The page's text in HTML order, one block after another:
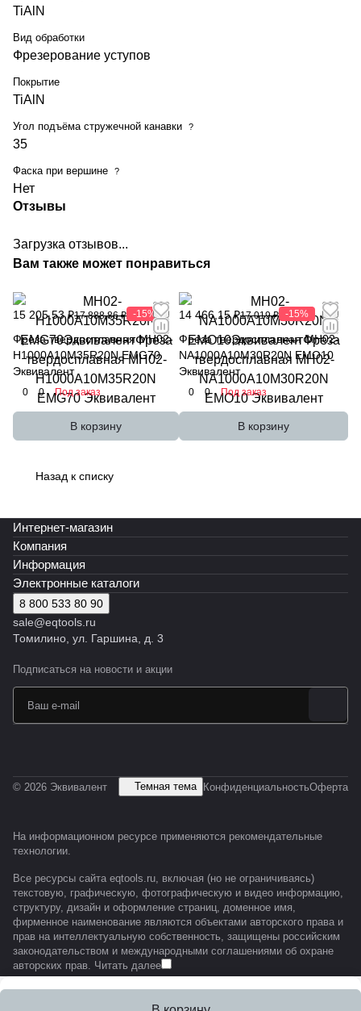
TiAlN
Вид обработки
Фрезерование уступов
Покрытие
TiAlN
Угол подъёма стружечной канавки ?
35
Фаска при вершине ?
Нет
Отзывы
Загрузка отзывов...
Вам также может понравиться
15 205,53 ₽17 888,86 ₽ -15%
Фреза твердосплавная MH02-
H1000A10M35R20N EMG70
Эквивалент
0 0 Под заказ
В корзину
14 466,15 ₽17 019 ₽ -15%
Фреза твердосплавная MH02-
NA1000A10M30R20N EMO10
Эквивалент
0 0 Под заказ
В корзину
Назад к списку
Интернет-магазин
Компания
Информация
Электронные каталоги
8 800 533 80 90
sale@eqtools.ru
Томилино, ул. Гаршина, д. 3
Подписаться на новости и акции
© 2026 Эквивалент Темная тема КонфиденциальностьОферта
На информационном ресурсе применяются рекомендательные
технологии.
Все ресурсы сайта eqtools.ru, включая (но не ограничиваясь)
текстовую, графическую, фотографическую и видео информацию,
структуру, дизайн и оформление страниц, доменное имя,
фирменное наименование являются объектами авторского права и
прав на интеллектуальную собственность, защищены российским
законодательством и международными соглашениями об охране
авторских прав. Читать далее